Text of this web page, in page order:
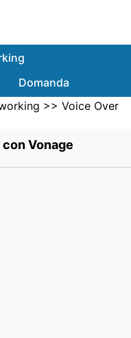
Domanda
>> Voice Over
Vonage